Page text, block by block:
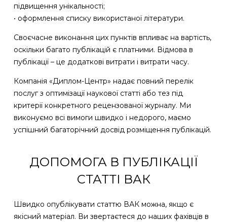
підвищення унікальності;
• оформлення списку використаної літератури.
Своєчасне виконання цих пунктів впливає на вартість,
оскільки багато публікацій є платними. Відмова в
публікації – це додаткові витрати і витрати часу.
Компанія «Диплом-Центр» надає повний перелік
послуг з оптимізації наукової статті або тез під
критерії конкретного рецензованої журналу. Ми
виконуємо всі вимоги швидко і недорого, маємо
успішний багаторічний досвід розміщення публікацій.
ДОПОМОГА В ПУБЛІКАЦІЇ
СТАТТІ ВАК
Швидко опублікувати статтю ВАК можна, якщо є
якісний матеріал. Ви звертаєтеся до наших фахівців в